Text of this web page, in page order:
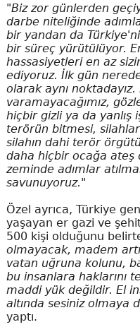
"Biz zor günlerden
darbe niteliğinde
bir yandan da
bir süreç yürütülüyor.
hassasiyetleri en az
ediyoruz. İlk gün
olarak aynı
varamayacağımız,
hiçbir gizli ya da yanlış
terörün bitmesi,
silahın dahi terör
daha hiçbir ocağa
zeminde adımlar
savunuyoruz."
Özel ayrıca, Türkiye
yaşayan er gazi ve şehit
500 kişi olduğunu
olmayacak, madem
vatan uğruna kolunu,
bu insanlara haklarını
maddi yük değildir. El
altında sesiniz olmaya
yaptı.